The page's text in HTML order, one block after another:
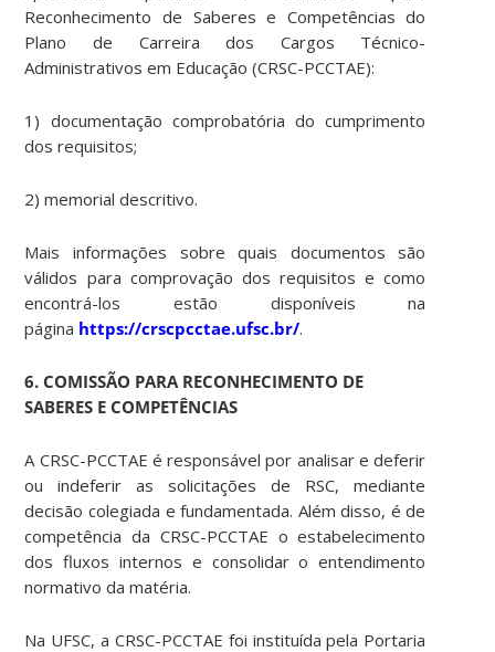
Reconhecimento de Saberes e Competências do
Plano de Carreira dos Cargos Técnico-
Administrativos em Educação (CRSC-PCCTAE):
1) documentação comprobatória do cumprimento
dos requisitos;
2) memorial descritivo.
Mais informações sobre quais documentos são
válidos para comprovação dos requisitos e como
encontrá-los estão disponíveis na
página https://crscpcctae.ufsc.br/.
6. COMISSÃO PARA RECONHECIMENTO DE
SABERES E COMPETÊNCIAS
A CRSC-PCCTAE é responsável por analisar e deferir
ou indeferir as solicitações de RSC, mediante
decisão colegiada e fundamentada. Além disso, é de
competência da CRSC-PCCTAE o estabelecimento
dos fluxos internos e consolidar o entendimento
normativo da matéria.
Na UFSC, a CRSC-PCCTAE foi instituída pela Portaria